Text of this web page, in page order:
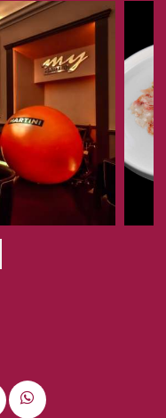
Vudafieri-Saverino
ha reso omaggio
del miracolo
progettualità
milanese storica,
Il controsoffitto
Villa Necchi
che reggono
di BBPR. Per le
(foto courtesy
titolare di entrambi
mattina presto per le